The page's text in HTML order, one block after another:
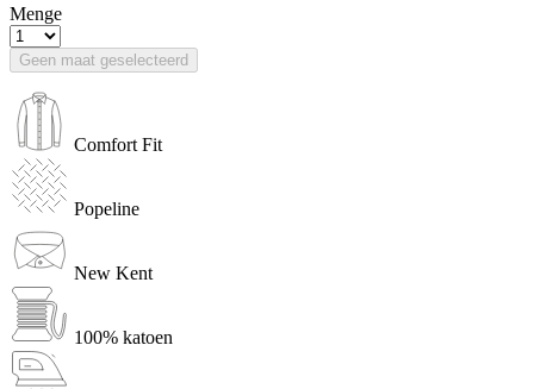
Menge
Geen maat geselecteerd
Comfort Fit
Popeline
New Kent
100% katoen